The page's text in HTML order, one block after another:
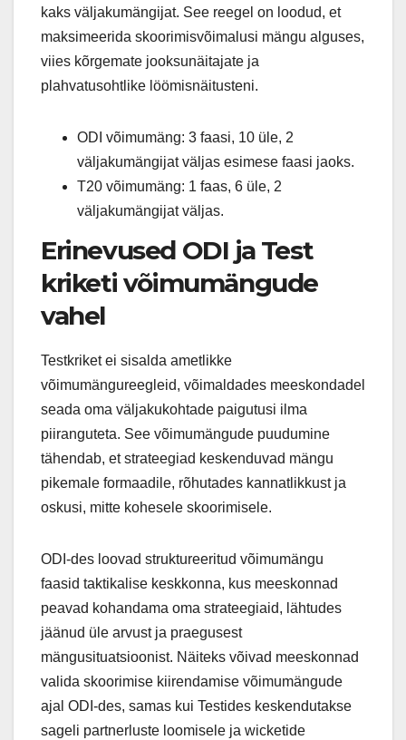
kaks väljakumängijat. See reegel on loodud, et
maksimeerida skoorimisvõimalusi mängu alguses,
viies kõrgemate jooksunäitajate ja
plahvatusohtlike löömisnäitusteni.
ODI võimumäng: 3 faasi, 10 üle, 2
väljakumängijat väljas esimese faasi jaoks.
T20 võimumäng: 1 faas, 6 üle, 2
väljakumängijat väljas.
Erinevused ODI ja Test
kriketi võimumängude
vahel
Testkriket ei sisalda ametlikke
võimumängureegleid, võimaldades meeskondadel
seada oma väljakukohtade paigutusi ilma
piiranguteta. See võimumängude puudumine
tähendab, et strateegiad keskenduvad mängu
pikemale formaadile, rõhutades kannatlikkust ja
oskusi, mitte kohesele skoorimisele.
ODI-des loovad struktureeritud võimumängu
faasid taktikalise keskkonna, kus meeskonnad
peavad kohandama oma strateegiaid, lähtudes
jäänud üle arvust ja praegusest
mängusituatsioonist. Näiteks võivad meeskonnad
valida skoorimise kiirendamise võimumängude
ajal ODI-des, samas kui Testides keskendutakse
sageli partnerluste loomisele ja wicketide